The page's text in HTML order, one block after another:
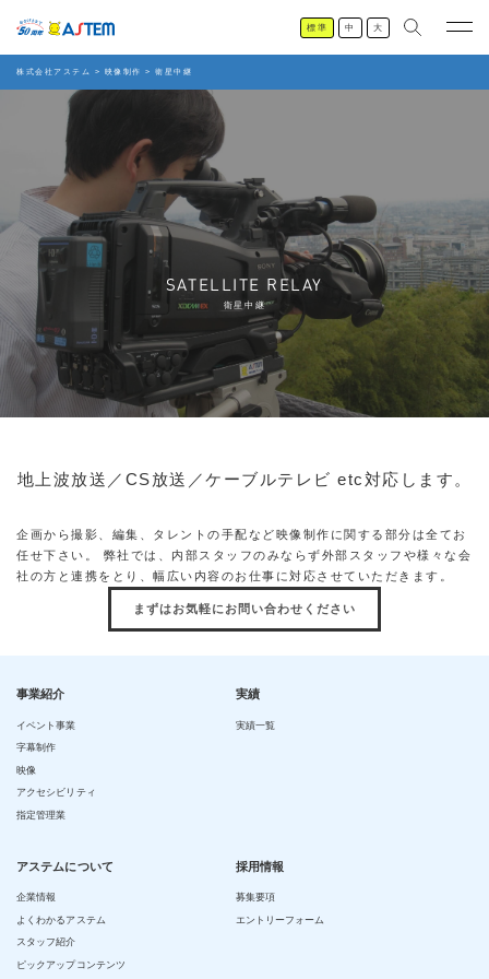
標準 中 大
株式会社アステム > 映像制作 > 衛星中継
SATELLITE RELAY
衛星中継
地上波放送／CS放送／ケーブルテレビ etc対応します。
企画から撮影、編集、タレントの手配など映像制作に関する部分は全てお
任せ下さい。
弊社では、内部スタッフのみならず外部スタッフや様々な会
社の方と連携をとり、幅広い内容のお仕事に対応させていただきます。
まずはお気軽にお問い合わせください
事業紹介
イベント事業
字幕制作
映像
アクセシビリティ
指定管理業
実績
実績一覧
アステムについて
企業情報
よくわかるアステム
スタッフ紹介
ピックアップコンテンツ
採用情報
募集要項
エントリーフォーム